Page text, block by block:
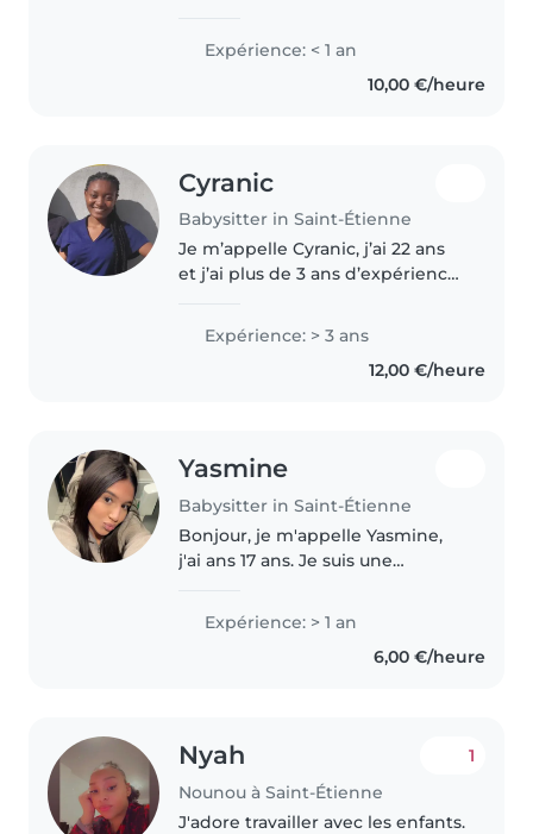
patiente, manuelle j'aime le
design et je suis responsable et..
Expérience: < 1 an
10,00 €/heure
Cyranic
Babysitter in Saint-Étienne
Je m’appelle Cyranic, j’ai 22 ans
et j’ai plus de 3 ans d’expérience
baby-sitter est pour moi un vrai
plaisir : j’aime partager des
Expérience: > 3 ans
12,00 €/heure
Yasmine
Babysitter in Saint-Étienne
Bonjour, je m'appelle Yasmine,
j'ai ans 17 ans. Je suis une
souriante et j'aime beaucoup
m'occuper des enfants. Je suis
actuellement en bac pro
Expérience: > 1 an
6,00 €/heure
Nyah
Nounou à Saint-Étienne
1
J'adore travailler avec les enfants.